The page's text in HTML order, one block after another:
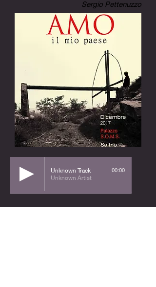
Sergio Pettenuzzo
Unknown Track
Unknown Artist
00:00